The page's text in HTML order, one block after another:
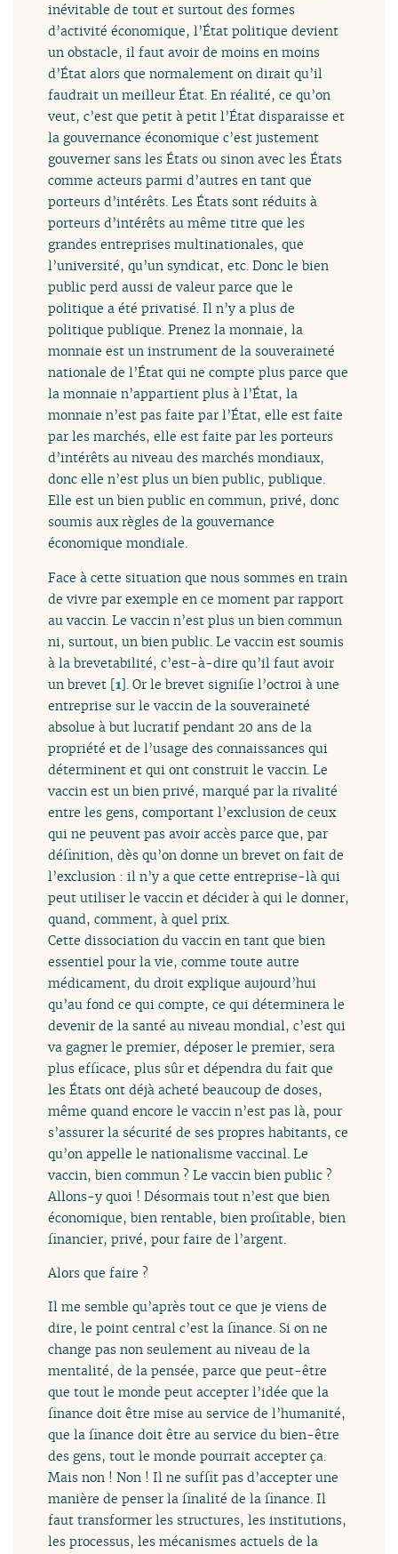
inévitable de tout et surtout des formes
d’activité économique, l’État politique devient
un obstacle, il faut avoir de moins en moins
d’État alors que normalement on dirait qu’il
faudrait un meilleur État. En réalité, ce qu’on
veut, c’est que petit à petit l’État disparaisse et
la gouvernance économique c’est justement
gouverner sans les États ou sinon avec les États
comme acteurs parmi d’autres en tant que
porteurs d’intérêts. Les États sont réduits à
porteurs d’intérêts au même titre que les
grandes entreprises multinationales, que
l’université, qu’un syndicat, etc. Donc le bien
public perd aussi de valeur parce que le
politique a été privatisé. Il n’y a plus de
politique publique. Prenez la monnaie, la
monnaie est un instrument de la souveraineté
nationale de l’État qui ne compte plus parce que
la monnaie n’appartient plus à l’État, la
monnaie n’est pas faite par l’État, elle est faite
par les marchés, elle est faite par les porteurs
d’intérêts au niveau des marchés mondiaux,
donc elle n’est plus un bien public, publique.
Elle est un bien public en commun, privé, donc
soumis aux règles de la gouvernance
économique mondiale.
Face à cette situation que nous sommes en train
de vivre par exemple en ce moment par rapport
au vaccin. Le vaccin n’est plus un bien commun
ni, surtout, un bien public. Le vaccin est soumis
à la brevetabilité, c’est-à-dire qu’il faut avoir
un brevet [1] . Or le brevet signifie l’octroi à une
entreprise sur le vaccin de la souveraineté
absolue à but lucratif pendant 20 ans de la
propriété et de l’usage des connaissances qui
déterminent et qui ont construit le vaccin. Le
vaccin est un bien privé, marqué par la rivalité
entre les gens, comportant l’exclusion de ceux
qui ne peuvent pas avoir accès parce que, par
définition, dès qu’on donne un brevet on fait de
l’exclusion : il n’y a que cette entreprise-là qui
peut utiliser le vaccin et décider à qui le donner,
quand, comment, à quel prix.
Cette dissociation du vaccin en tant que bien
essentiel pour la vie, comme toute autre
médicament, du droit explique aujourd’hui
qu’au fond ce qui compte, ce qui déterminera le
devenir de la santé au niveau mondial, c’est qui
va gagner le premier, déposer le premier, sera
plus efficace, plus sûr et dépendra du fait que
les États ont déjà acheté beaucoup de doses,
même quand encore le vaccin n’est pas là, pour
s’assurer la sécurité de ses propres habitants, ce
qu’on appelle le nationalisme vaccinal. Le
vaccin, bien commun ? Le vaccin bien public ?
Allons-y quoi ! Désormais tout n’est que bien
économique, bien rentable, bien profitable, bien
financier, privé, pour faire de l’argent.
Alors que faire ?
Il me semble qu’après tout ce que je viens de
dire, le point central c’est la finance. Si on ne
change pas non seulement au niveau de la
mentalité, de la pensée, parce que peut-être
que tout le monde peut accepter l’idée que la
finance doit être mise au service de l’humanité,
que la finance doit être au service du bien-être
des gens, tout le monde pourrait accepter ça.
Mais non ! Non ! Il ne suffit pas d’accepter une
manière de penser la finalité de la finance. Il
faut transformer les structures, les institutions,
les processus, les mécanismes actuels de la